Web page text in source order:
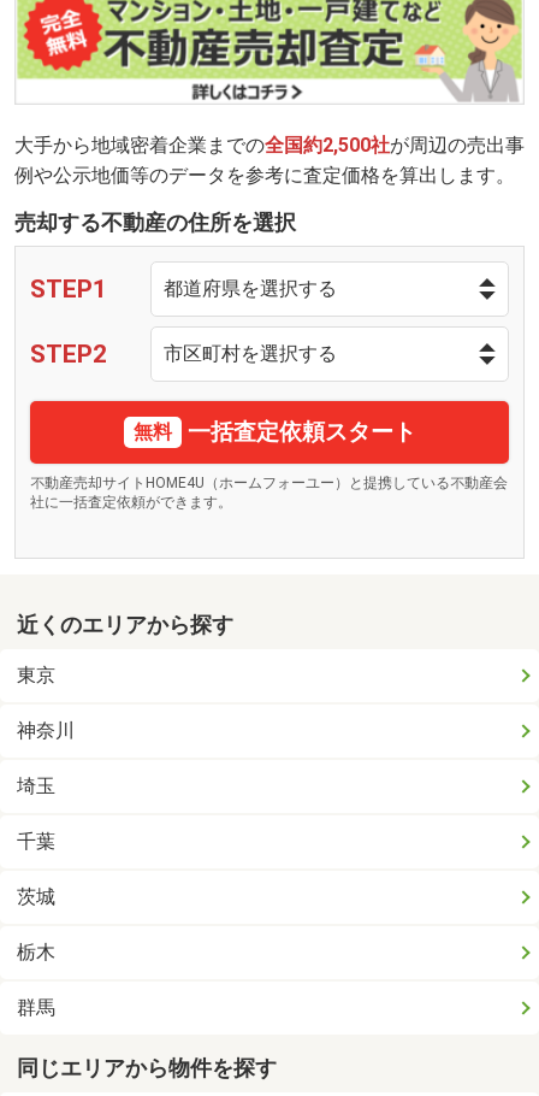
大手から地域密着企業までの全国約2,500社が周辺の売出事
例や公示地価等のデータを参考に査定価格を算出します。
売却する不動産の住所を選択
STEP1
STEP2
無料 一括査定依頼スタート
不動産売却サイトHOME4U（ホームフォーユー）と提携している不動産会
社に一括査定依頼ができます。
近くのエリアから探す
東京
神奈川
埼玉
千葉
茨城
栃木
群馬
同じエリアから物件を探す